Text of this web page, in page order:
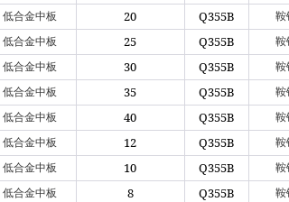
低合金中板 20 Q355B 鞍
低合金中板 25 Q355B 鞍
低合金中板 30 Q355B 鞍
低合金中板 35 Q355B 鞍
低合金中板 40 Q355B 鞍
低合金中板 12 Q355B 鞍
低合金中板 10 Q355B 鞍
低合金中板 8 Q355B 鞍